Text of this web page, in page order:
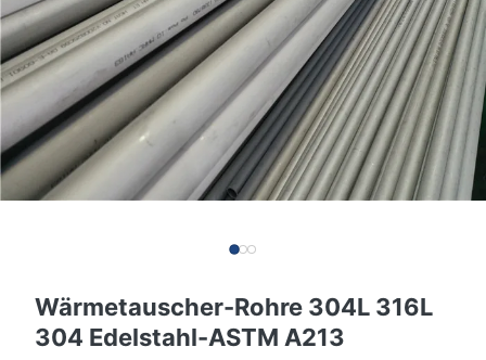
Wärmetauscher-Rohre 304L 316L
304 Edelstahl-ASTM A213